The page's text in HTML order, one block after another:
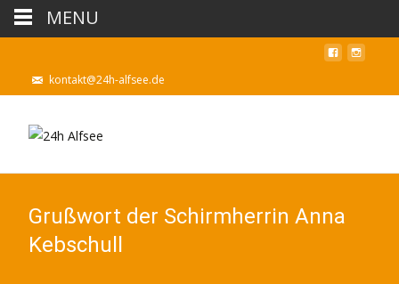
kontakt@24h-alfsee.de
Grußwort der Schirmherrin Anna
Kebschull
MENU